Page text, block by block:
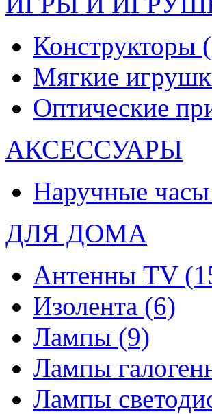
Конструкторы
Мягкие
Оптические
АКСЕССУАРЫ
Наручные часы
ДЛЯ ДОМА
Антенны TV
Изолента (6)
Лампы (9)
Лампы
Лампы